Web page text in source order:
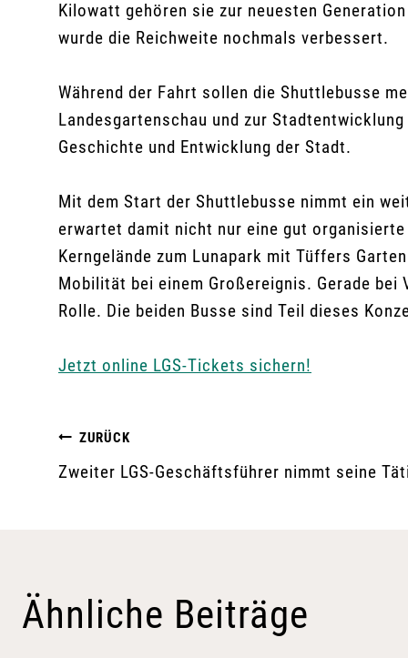
Kilowatt gehören sie zur neuesten
wurde die Reichweite nochmals verbessert.
Während der Fahrt sollen die Shuttlebusse
Landesgartenschau und zur
Geschichte und Entwicklung der Stadt.
Mit dem Start der Shuttlebusse nimmt ein
erwartet damit nicht nur eine gut
Kerngelände zum Lunapark mit Tüffers
Mobilität bei einem Großereignis. Gerade
Rolle. Die beiden Busse sind Teil dieses
Jetzt online LGS-Tickets sichern!
Beitragsnavigation
ZURÜCK
Zweiter LGS-Geschäftsführer nimmt seine
Ähnliche Beiträge